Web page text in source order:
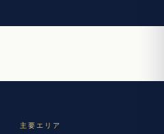
主要エリア